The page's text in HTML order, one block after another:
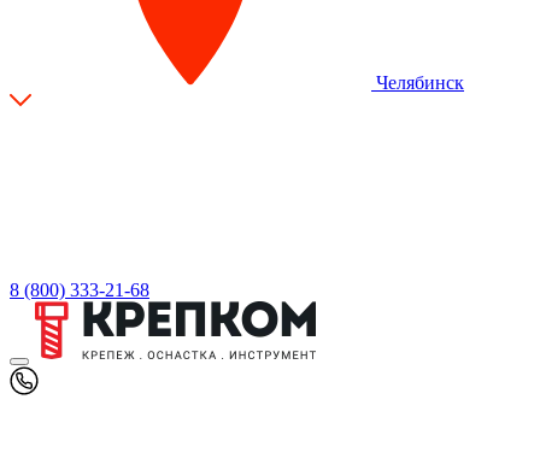
Челябинск
8 (800) 333-21-68